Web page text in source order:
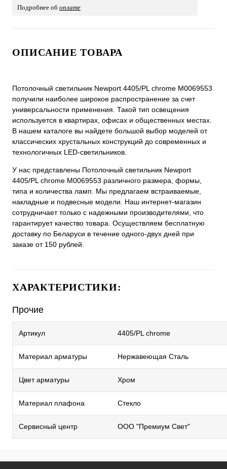
Подробнее об оплате
ОПИСАНИЕ ТОВАРА
Потолочный светильник Newport 4405/PL chrome М0069553
получили наиболее широкое распространение за счет
универсальности применения. Такой тип освещения
используется в квартирах, офисах и общественных местах.
В нашем каталоге вы найдете большой выбор моделей от
классических хрустальных конструкций до современных и
технологичных LED-светильников.
У нас представлены Потолочный светильник Newport
4405/PL chrome М0069553 различного размера, формы,
типа и количества ламп. Мы предлагаем встраиваемые,
накладные и подвесные модели. Наш интернет-магазин
сотрудничает только с надежными производителями, что
гарантирует качество товара. Осуществляем бесплатную
доставку по Беларуси в течение одного-двух дней при
заказе от 150 рублей.
ХАРАКТЕРИСТИКИ:
Прочие
Артикул 4405/PL chrome
Материал арматуры Нержавеющая Сталь
Цвет арматуры Хром
Материал плафона Стекло
Сервисный центр ООО "Премиум Свет"